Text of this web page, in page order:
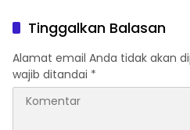
Diluncurkan
Tinggalkan Balasan
Alamat email Anda tidak akan
wajib ditandai *